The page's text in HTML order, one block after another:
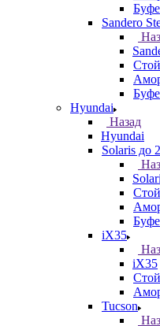
Sandero
Hyundai
Назад
Hyundai
Solaris до
iX35
iX35
Tucson